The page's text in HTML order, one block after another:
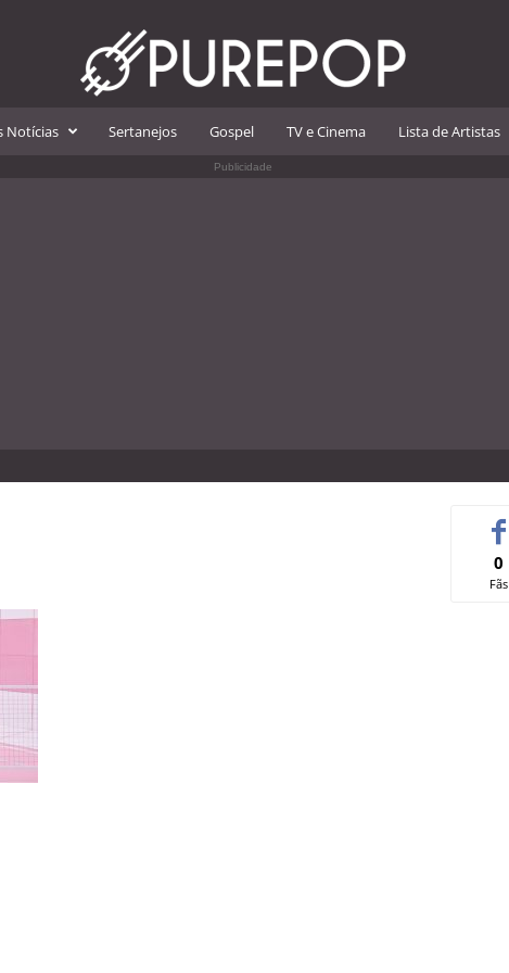
Notícias Sertanejos Gospel TV e Cinema Lista de Artistas
Publicidade
0
Fãs